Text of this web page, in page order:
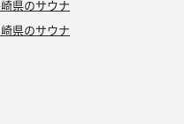
県のサウナ
県のサウナ